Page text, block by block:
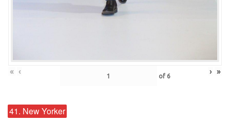
« ‹ of 6 › »
41. New Yorker